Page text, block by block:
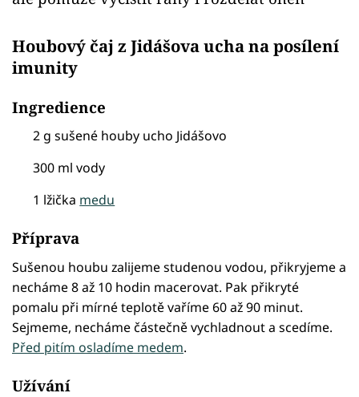
Houbový čaj z Jidášova ucha na posílení
imunity
Ingredience
2 g sušené houby ucho Jidášovo
300 ml vody
1 lžička medu
Příprava
Sušenou houbu zalijeme studenou vodou, přikryjeme a
necháme 8 až 10 hodin macerovat. Pak přikryté
pomalu při mírné teplotě vaříme 60 až 90 minut.
Sejmeme, necháme částečně vychladnout a scedíme.
Před pitím osladíme medem.
Užívání